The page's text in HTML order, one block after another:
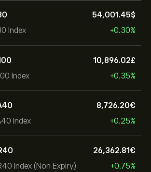
Index
54,001.45‎$‎
+0.30%
Index
10,896.02‎£‎
+0.35%
Index
8,726.20‎€‎
+0.25%
Index (Non Expiry)
26,362.81‎€‎
+0.75%